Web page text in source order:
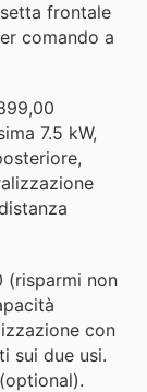
frontale
comando a
7.5 kW,
(risparmi non
con
sui due usi.